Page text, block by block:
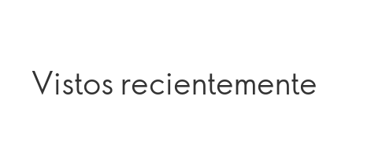
Vistos recientemente